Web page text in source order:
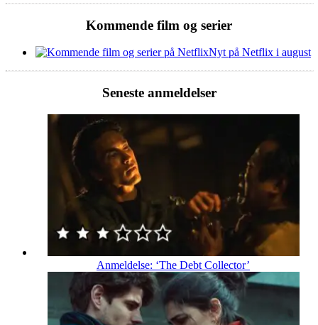
Kommende film og serier
Nyt på Netflix i august
Seneste anmeldelser
Anmeldelse: ‘The Debt Collector’